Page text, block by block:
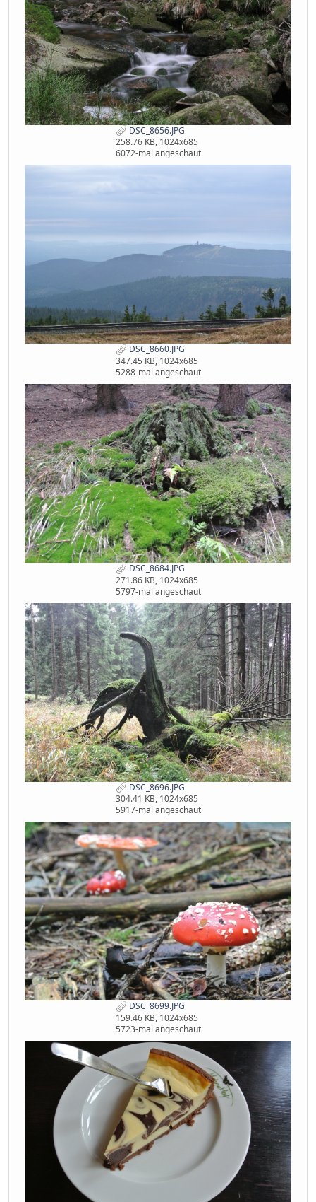
DSC_8656.JPG
258.76 KB, 1024x685
6072-mal angeschaut
DSC_8660.JPG
347.45 KB, 1024x685
5288-mal angeschaut
DSC_8684.JPG
271.86 KB, 1024x685
5797-mal angeschaut
DSC_8696.JPG
304.41 KB, 1024x685
5917-mal angeschaut
DSC_8699.JPG
159.46 KB, 1024x685
5723-mal angeschaut